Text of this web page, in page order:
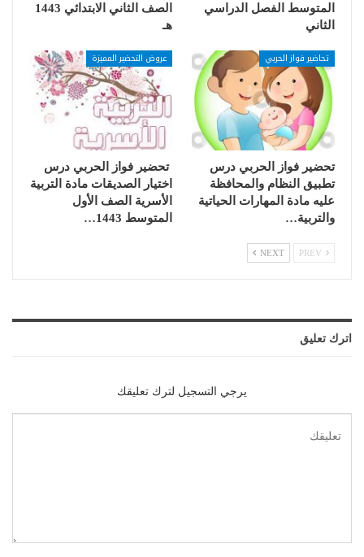
المتوسط الفصل الدراسي
الثاني
الصف الثاني الابتدائي 1443
هـ
تحاضير فواز الحربي
تحضير فواز الحربي درس
تطبيق النظام والمحافظة
عليه مادة المهارات الحياتية
والتربية…
عروض التحضير المميزة
تحضير فواز الحربي درس
اختيار الصديقات مادة التربية
الأسرية الصف الأول
المتوسط 1443…
NEXT
اترك تعليق
يرجي التسجيل لترك تعليقك